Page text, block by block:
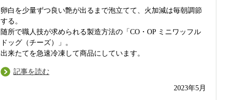
卵白を少量ずつ良い艶が出るまで泡立てて、火加減は毎朝調節
する。
随所で職人技が求められる製造方法の「CO・OP ミニワッフル
ドッグ（チーズ）」。
出来たてを急速冷凍して商品にしています。
記事を読む
2023年5月